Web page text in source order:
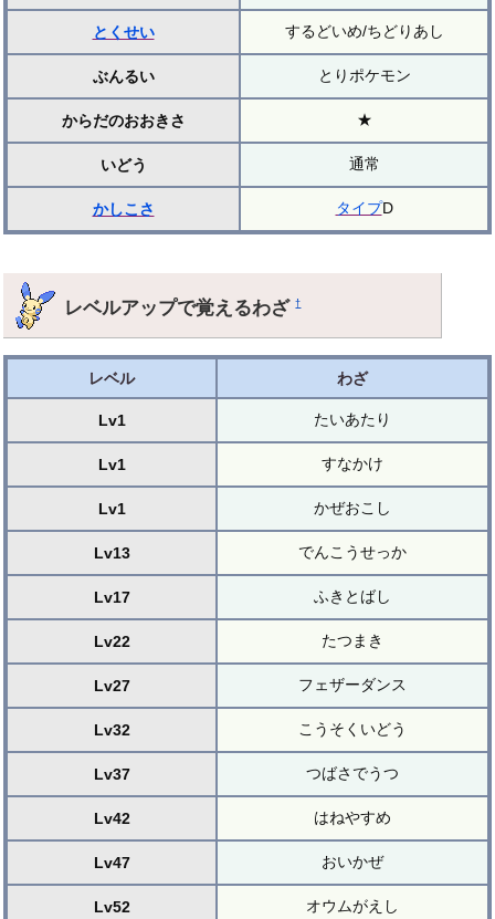
とくせい するどいめ/ちどりあし
ぶんるい とりポケモン
からだのおおきさ ★
いどう 通常
かしこさ タイプD
レベルアップで覚えるわざ†
レベル わざ
Lv1 たいあたり
Lv1 すなかけ
Lv1 かぜおこし
Lv13 でんこうせっか
Lv17 ふきとばし
Lv22 たつまき
Lv27 フェザーダンス
Lv32 こうそくいどう
Lv37 つばさでうつ
Lv42 はねやすめ
Lv47 おいかぜ
Lv52 オウムがえし